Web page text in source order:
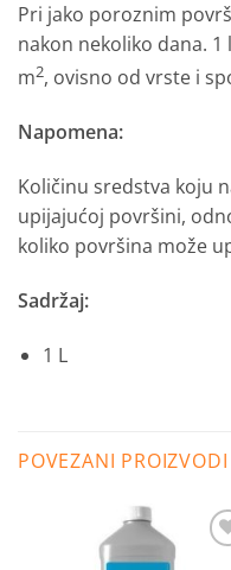
Pri jako poroznim
nakon nekoliko dana. 1
m2, ovisno od vrste i
Napomena:
Količinu sredstva koju
upijajućoj površini,
koliko površina može
Sadržaj:
1 L
POVEZANI PROIZVODI